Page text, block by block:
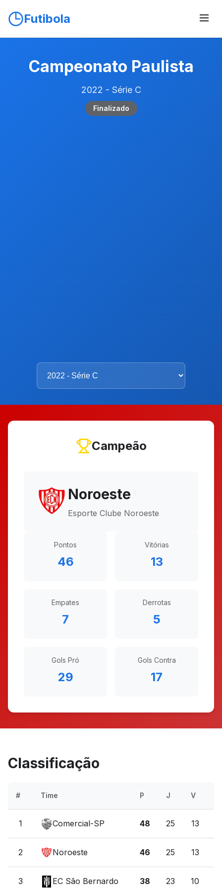
Futibola
Campeonato Paulista
2022 - Série C
Finalizado
Campeão
Noroeste
Esporte Clube Noroeste
Pontos
46
Vitórias
13
Empates
7
Derrotas
5
Gols Pró
29
Gols Contra
17
Classificação
# Time P J V
1 Comercial-SP 48 25 13
2 Noroeste 46 25 13
3 EC São Bernardo 38 23 10